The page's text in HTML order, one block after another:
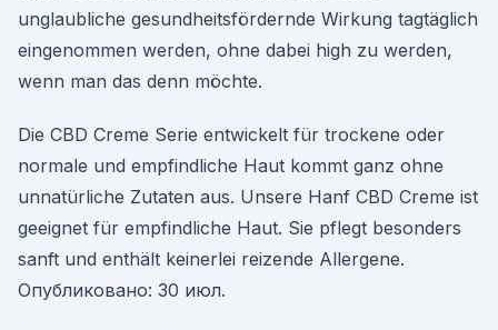
unglaubliche gesundheitsfördernde Wirkung tagtäglich
eingenommen werden, ohne dabei high zu werden,
wenn man das denn möchte.
Die CBD Creme Serie entwickelt für trockene oder
normale und empfindliche Haut kommt ganz ohne
unnatürliche Zutaten aus. Unsere Hanf CBD Creme ist
geeignet für empfindliche Haut. Sie pflegt besonders
sanft und enthält keinerlei reizende Allergene.
Опубликовано: 30 июл.